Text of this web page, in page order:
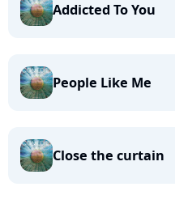
Addicted To You
People Like Me
Close the curtain